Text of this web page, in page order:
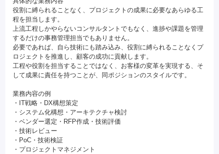
役割に縛られることなく、プロジェクトの成果に必要なあらゆる工
程を担当します。
上流工程しかやらないコンサルタントでもなく、進捗や課題を管理
するだけの事務管理担当でもありません。
必要であれば、自ら技術にも踏み込み、役割に縛られることなくプ
ロジェクトを推進し、顧客の成功に貢献します。
工程や役割を担当することではなく、お客様の変革を実現する、そ
して成果に責任を持つことが、同ポジションのスタイルです。
業務内容の例
・IT戦略・DX構想策定
・システム化構想・アーキテクチャ検討
・ベンダー選定・RFP作成・技術評価
・技術レビュー
・PoC・技術検証
・プロジェクトマネジメント